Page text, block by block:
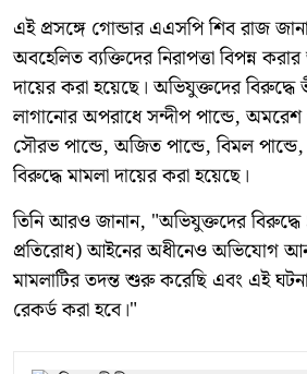
এই প্রসঙ্গে গোন্ডার এএসপি শিব রাজ
অবহেলিত ব্যক্তিদের নিরাপত্তা বিপন্ন
দায়ের করা হয়েছে। অভিযুক্তদের বিরুদ্ধে
লাগানোর অপরাধে সন্দীপ পান্ডে, অমরেশ
সৌরভ পান্ডে, অজিত পান্ডে, বিমল
বিরুদ্ধে মামলা দায়ের করা হয়েছে।
তিনি আরও জানান, "অভিযুক্তদের
প্রতিরোধ) আইনের অধীনেও অভিযোগ
মামলাটির তদন্ত শুরু করেছি এবং এই
রেকর্ড করা হবে।"